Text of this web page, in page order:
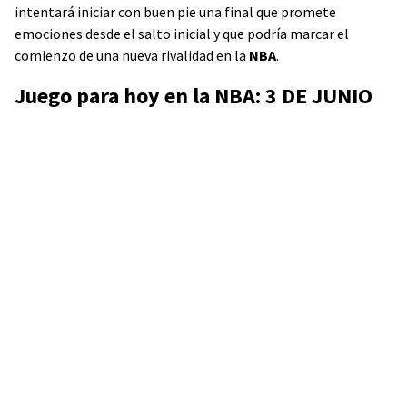
intentará iniciar con buen pie una final que promete
emociones desde el salto inicial y que podría marcar el
comienzo de una nueva rivalidad en la NBA.
Juego para hoy en la NBA: 3 DE JUNIO